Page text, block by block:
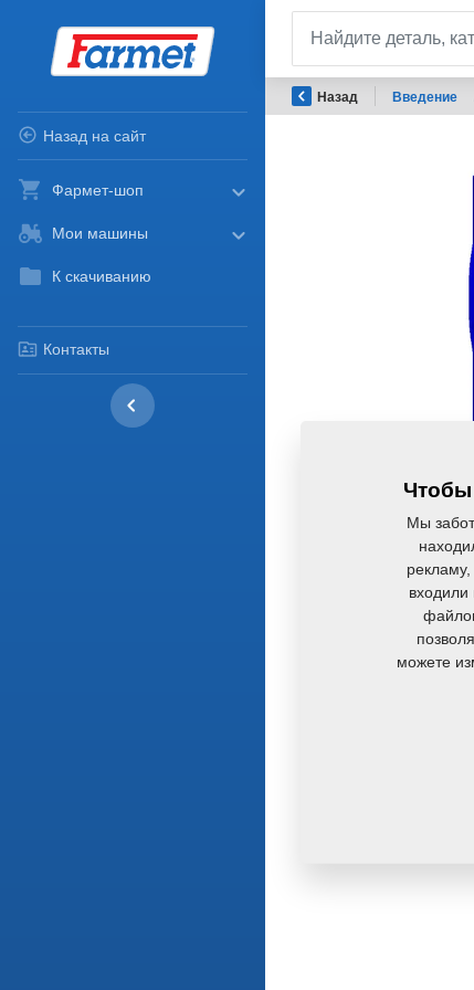
Назад на сайт
Фармет-шоп
Мои машины
К скачиванию
Контакты
Назад Введение
Чтобы
Мы
можете